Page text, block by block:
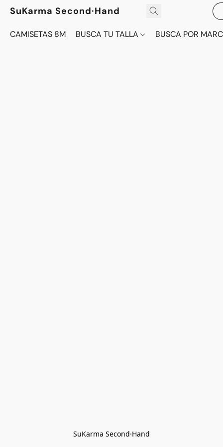
SuKarma Second·Hand
CAMISETAS 8M BUSCA TU TALLA BUSCA POR
SuKarma Second·Hand